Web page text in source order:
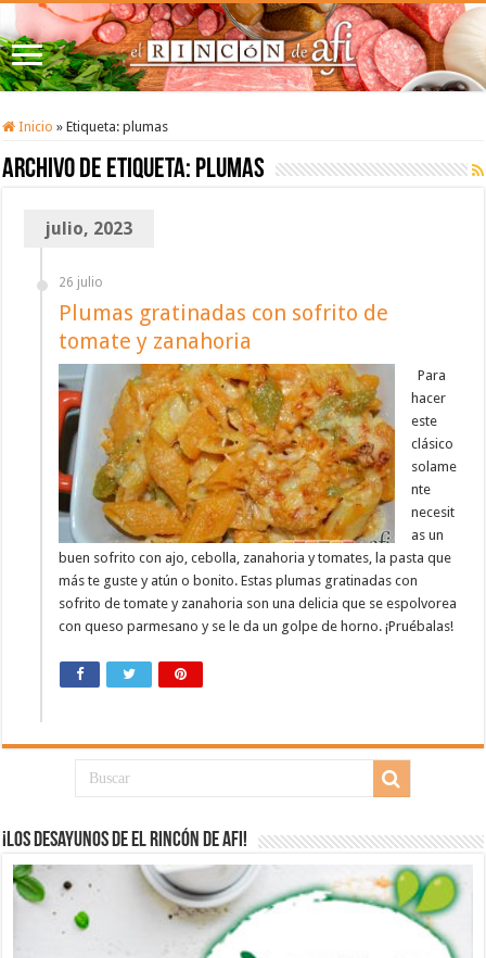
Inicio » Etiqueta:plumas
Archivo de etiqueta: plumas
julio, 2023
26 julio
Plumas gratinadas con sofrito de
tomate y zanahoria
Para
hacer
este
clásico
solame
nte
necesit
as un
buen sofrito con ajo, cebolla, zanahoria y tomates, la pasta que
más te guste y atún o bonito. Estas plumas gratinadas con
sofrito de tomate y zanahoria son una delicia que se espolvorea
con queso parmesano y se le da un golpe de horno. ¡Pruébalas!
¡Los desayunos de El Rincón de Afi!